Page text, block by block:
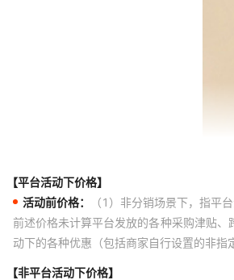
【平台活动下价格】
活动前价格：
（1）非分销场景下，指平
前述价格未计算平台发放的各种采购津贴
动下的各种优惠（包括商家自行设置的非指
【非平台活动下价格】